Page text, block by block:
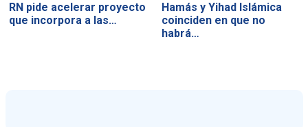
RN pide acelerar proyecto
que incorpora a las…
Hamás y Yihad Islámica
coinciden en que no
habrá…